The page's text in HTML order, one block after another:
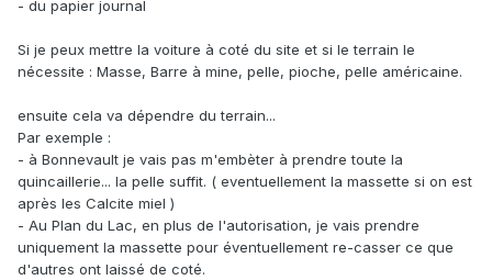
- du papier journal
Si je peux mettre la voiture à coté du site et si le terrain le
nécessite : Masse, Barre à mine, pelle, pioche, pelle américaine.
ensuite cela va dépendre du terrain...
Par exemple :
- à Bonnevault je vais pas m'embèter à prendre toute la
quincaillerie... la pelle suffit. ( eventuellement la massette si on est
après les Calcite miel )
- Au Plan du Lac, en plus de l'autorisation, je vais prendre
uniquement la massette pour éventuellement re-casser ce que
d'autres ont laissé de coté.